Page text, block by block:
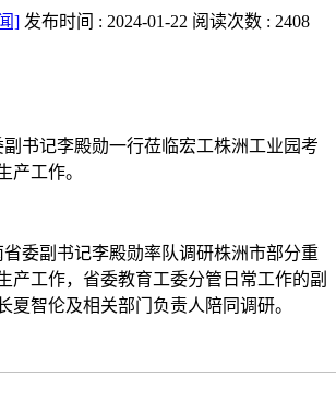
] 发布时间 : 2024-01-22 阅读次数 : 2408
副书记李殿勋一行莅临宏工株洲工业园考
产工作。
省委副书记李殿勋率队调研株洲市部分重
产工作，省委教育工委分管日常工作的副
夏智伦及相关部门负责人陪同调研。